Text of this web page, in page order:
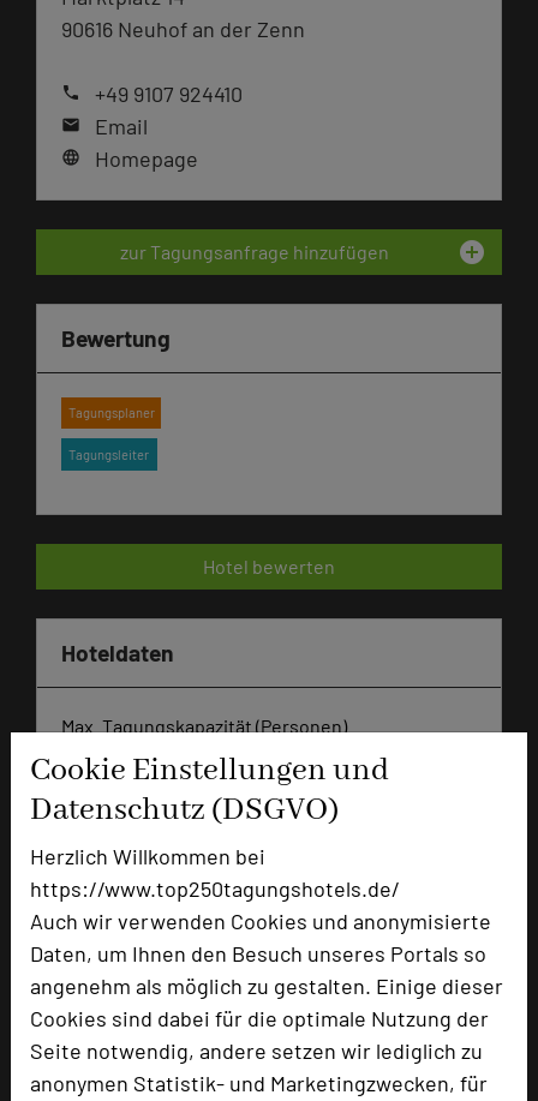
Cookie Einstellungen und
Datenschutz (DSGVO)
Herzlich Willkommen bei
https://www.top250tagungshotels.de/
Auch wir verwenden Cookies und anonymisierte
Daten, um Ihnen den Besuch unseres Portals so
angenehm als möglich zu gestalten. Einige dieser
Cookies sind dabei für die optimale Nutzung der
Seite notwendig, andere setzen wir lediglich zu
anonymen Statistik- und Marketingzwecken, für
90616 Neuhof an der Zenn
phone +49 9107 924410
mail Email
language Homepage
zur Tagungsanfrage hinzufügen add_circle
Bewertung
Tagungsplaner
Tagungsleiter
Hotel bewerten
Hoteldaten
Max. Tagungskapazität (Personen)
U-Form
Parlamentarisch
Reihenbestuhlung
Ausstellungsfläche
Doppelzimmer
34
Einzelzimmer
15
Suiten
3